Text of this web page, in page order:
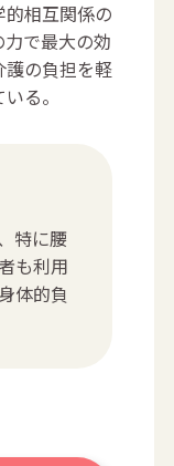
相互関係の
で最大の効
護の負担を軽
る。
特に腰
も利用
体的負